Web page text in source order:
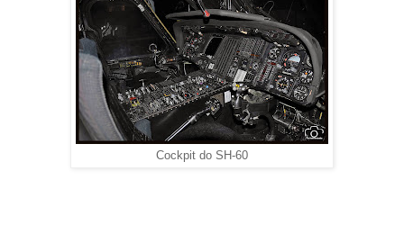
Cockpit do SH-60